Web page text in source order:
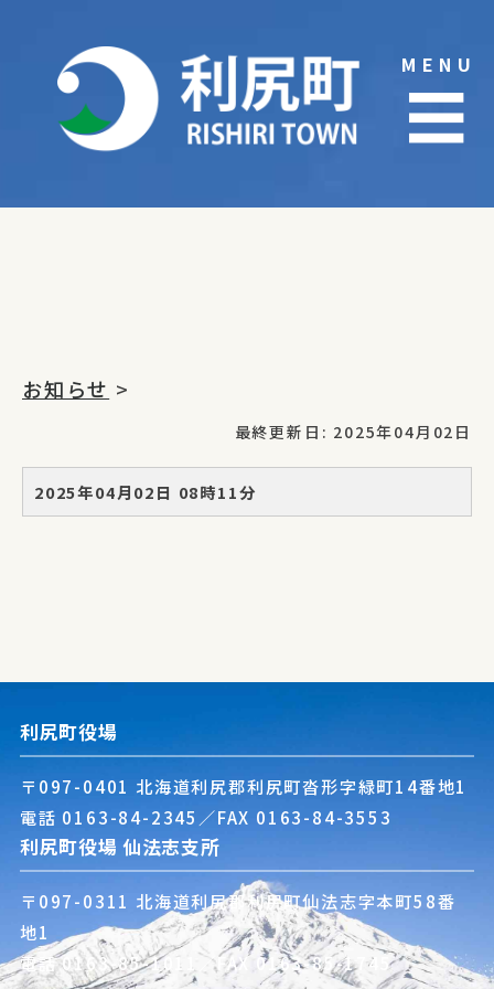
content
MENU
☰
お知らせ >
最終更新日: 2025年04月02日
2025年04月02日 08時11分
利尻町役場
〒097-0401 北海道利尻郡利尻町沓形字緑町14番地1
電話 0163-84-2345 ／FAX 0163-84-3553
利尻町役場 仙法志支所
〒097-0311 北海道利尻郡利尻町仙法志字本町58番
地1
電話0163-85-1011 ／FAX 0163-85-1745